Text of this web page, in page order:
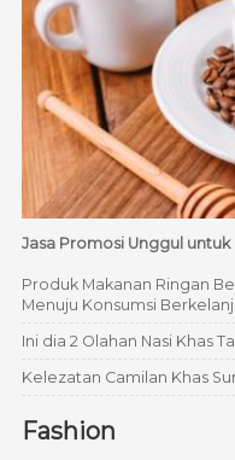
Jasa Promosi Unggul
Produk Makanan Ringan
Menuju Konsumsi
Ini dia 2 Olahan Nasi Khas
Kelezatan Camilan Khas
Fashion